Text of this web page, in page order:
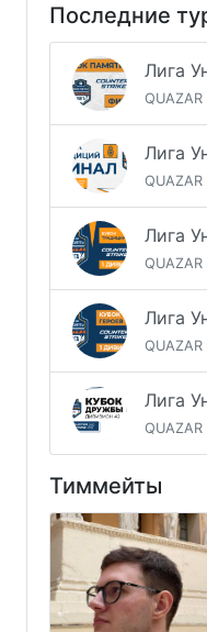
Последние
QUAZAR
QUAZAR
QUAZAR
QUAZAR
QUAZAR
Тиммейты